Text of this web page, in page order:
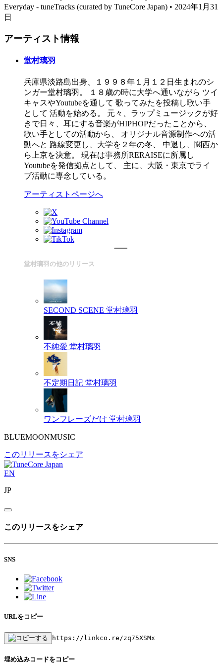
Everyday - tuneTracks (curated by TuneCore Japan) • 2024年1月31
日
アーティスト情報
堂村璃羽
兵庫県淡路島出身、１９９８年１月１２日生まれのシ
ンガー堂村璃羽。 １８歳の時に大学へ通いながら ツイ
キャスやYoutubeを通して 歌ってみたを投稿し歌い手
として 活動を始める。 元々、ラップミュージックが好
きで日々、耳にする音楽がHIPHOPだったことから、
歌い手としての活動から、 オリジナル音源制作への活
動へと 路線変更し、大学を２年の冬、 中退し、関西か
ら上京を決意。 現在は事務所RERAISEに所属し
Youtubeを発信拠点として、 主に、大阪・東京でライ
ブ活動に専念している。
アーティストページへ
堂村璃羽の他のリリース
SECOND SCENE 堂村璃羽
不純愛 堂村璃羽
不定期日記 堂村璃羽
ワンフレーズだけ 堂村璃羽
BLUEMOONMUSIC
このリリースをシェア
EN
JP
このリリースをシェア
SNS
URLをコピー
https://linkco.re/zq75XSMx
埋め込みコードをコピー